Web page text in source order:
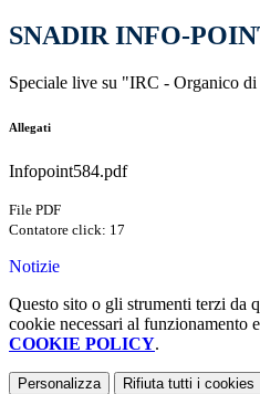
SNADIR INFO-
Speciale live su "IRC - Organico
Allegati
Infopoint584.pdf
File PDF
Contatore click: 17
Notizie
Questo sito o gli strumenti terzi da
cookie necessari al funzionamento
COOKIE POLICY.
Personalizza Rifiuta tutti i cookies